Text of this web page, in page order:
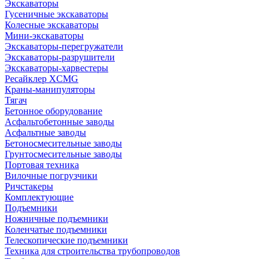
Экскаваторы
Гусеничные экскаваторы
Колесные экскаваторы
Мини-экскаваторы
Экскаваторы-перегружатели
Экскаваторы-разрушители
Экскаваторы-харвестеры
Ресайклер XCMG
Краны-манипуляторы
Тягач
Бетонное оборудование
Асфальтобетонные заводы
Асфальтные заводы
Бетоносмесительные заводы
Грунтосмесительные заводы
Портовая техника
Вилочные погрузчики
Ричстакеры
Комплектующие
Подъемники
Ножничные подъемники
Коленчатые подъемники
Телескопические подъемники
Техника для строительства трубопроводов